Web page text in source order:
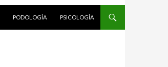
PODOLOGÍA PSICOLOGÍA